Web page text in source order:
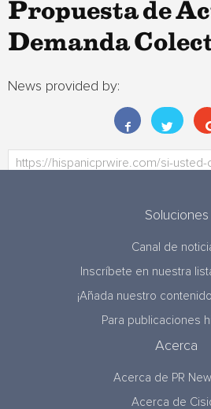
Propuesta de
Demanda
News provided by:
Soluciones
Canal de
Inscríbete en nuestra
¡Añada nuestro
Para publicaciones
Acerca
Acerca de PR
Acerca de